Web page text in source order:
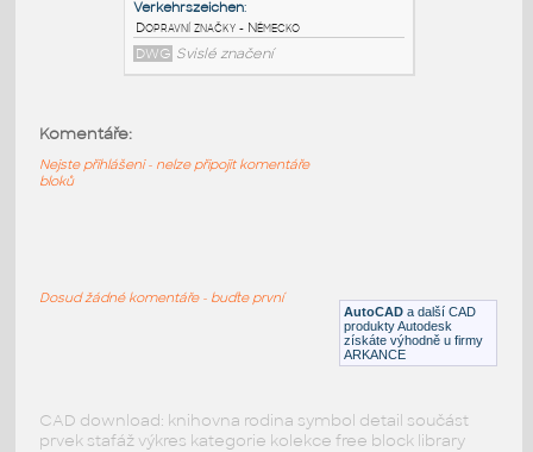
Dopravná značka nabíjacia stanica
DWG Svislé značení
Dopravní značky - Německo
AutoCAD a další CAD
produkty Autodesk
získáte výhodně u firmy
ARKANCE
Komentáře:
Nejste přihlášeni - nelze připojit komentáře
bloků
Dosud žádné komentáře - buďte první
CAD download: knihovna rodina symbol detail součást
prvek stafáž výkres kategorie kolekce free block library